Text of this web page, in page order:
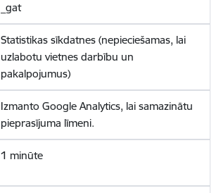
_gat
Statistikas sīkdatnes (nepieciešamas, lai
uzlabotu vietnes darbību un
pakalpojumus)
Izmanto Google Analytics, lai samazinātu
pieprasījuma līmeni.
1 minūte